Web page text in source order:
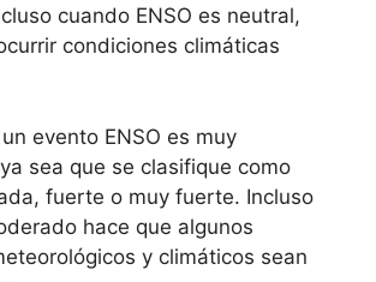
cuando ENSO es neutral,
condiciones climáticas
evento ENSO es muy
sea que se clasifique como
fuerte o muy fuerte. Incluso
hace que algunos
y climáticos sean